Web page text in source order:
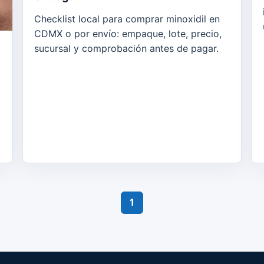
Checklist local para comprar minoxidil en
CDMX o por envío: empaque, lote, precio,
sucursal y comprobación antes de pagar.
1